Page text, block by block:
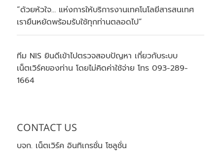
“ด้วยห้วใจ… แห่งการให้บริการงานเทคโนโลยีสารสนเทศ
เรายืนหยัดพร้อมรับใช้ทุกท่านตลอดไป”
ทีม NIS ยินดีเข้าไปตรวจสอบปัญหา เกี่ยวกับระบบ
เน็ตเวิร์คของท่าน โดยไม่คิดค่าใช้จ่าย โทร 093-289-
1664
CONTACT US
บจก. เน็ตเวิร์ค อินทิเกรชั่น โซลูชั่น